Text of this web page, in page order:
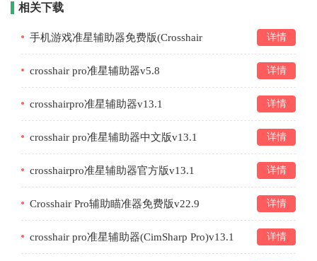
相关下载
手机游戏准星辅助器免费版(Crosshair
详情
crosshair pro准星辅助器v5.8 详情
crosshairpro准星辅助器v13.1 详情
crosshair pro准星辅助器中文版v13.1 详情
crosshairpro准星辅助器官方版v13.1 详情
Crosshair Pro辅助瞄准器免费版v22.9 详情
crosshair pro准星辅助器(CimSharp Pro)v13.1 详情